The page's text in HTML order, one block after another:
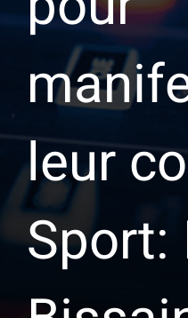
leur
Sport: